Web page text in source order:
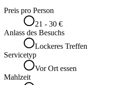
Preis pro Person
21 - 30 €
Anlass des Besuchs
Lockeres Treffen
Servicetyp
Vor Ort essen
Mahlzeit